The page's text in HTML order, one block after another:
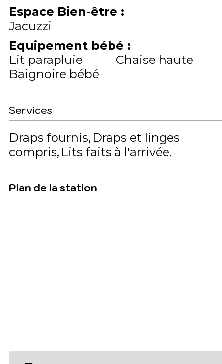
Espace Bien-être :
Jacuzzi
Equipement bébé :
Lit parapluie
Chaise haute
Baignoire bébé
Services
Draps fournis Draps et linges
compris Lits faits à l'arrivée
Plan de la station